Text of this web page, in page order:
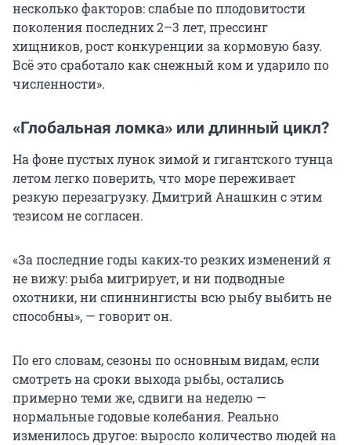
несколько факторов: слабые по плодовитости
поколения последних 2–3 лет, прессинг
хищников, рост конкуренции за кормовую базу.
Всё это сработало как снежный ком и ударило по
численности».
«Глобальная ломка» или длинный цикл?
На фоне пустых лунок зимой и гигантского тунца
летом легко поверить, что море переживает
резкую перезагрузку. Дмитрий Анашкин с этим
тезисом не согласен.
«За последние годы каких‑то резких изменений я
не вижу: рыба мигрирует, и ни подводные
охотники, ни спиннингисты всю рыбу выбить не
способны», — говорит он.
По его словам, сезоны по основным видам, если
смотреть на сроки выхода рыбы, остались
примерно теми же, сдвиги на неделю —
нормальные годовые колебания. Реально
изменилось другое: выросло количество людей на